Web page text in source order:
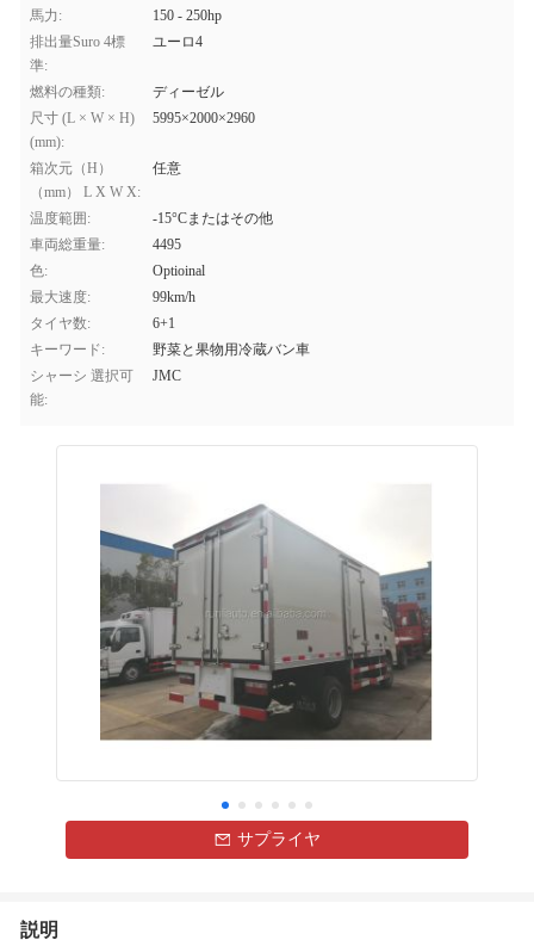
馬力:
150 - 250hp
排出量Suro 4標
準:
ユーロ4
燃料の種類:
ディーゼル
尺寸 (L × W × H)
(mm):
5995×2000×2960
箱次元（H）
（mm） L X W X:
任意
温度範囲:
-15°Cまたはその他
車両総重量:
4495
色:
Optioinal
最大速度:
99km/h
タイヤ数:
6+1
キーワード:
野菜と果物用冷蔵バン車
シャーシ 選択可
能:
JMC
サプライヤ
説明